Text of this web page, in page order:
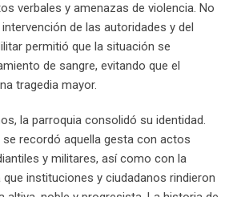
verbales y amenazas de violencia. No
de las autoridades y del
permitió que la situación se
de sangre, evitando que el
tragedia mayor.
la parroquia consolidó su identidad.
se recordó aquella gesta con actos
y militares, así como con la
instituciones y ciudadanos rindieron